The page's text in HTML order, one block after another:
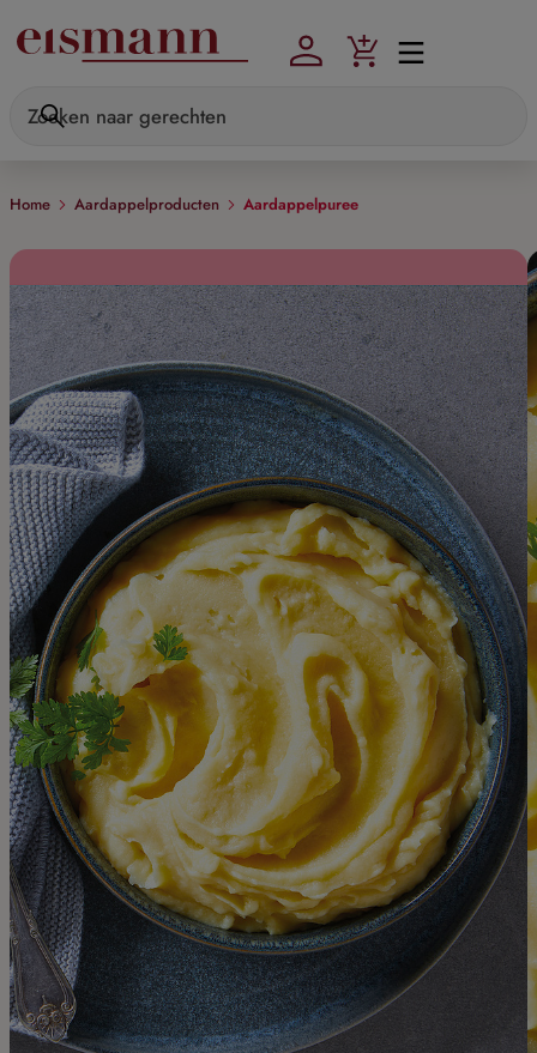
Home Aardappelproducten Aardappelpuree